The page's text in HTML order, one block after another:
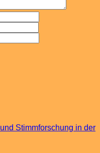
Stimmforschung in der